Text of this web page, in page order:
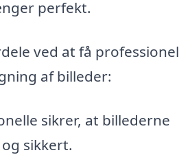
perfekt.
ved at få professionel
af billeder:
sikrer, at billederne
sikkert.